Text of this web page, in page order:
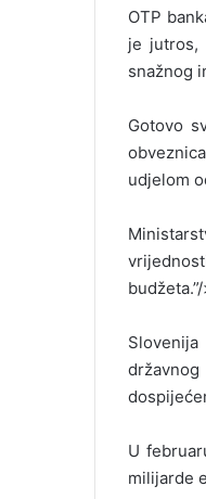
OTP
je jutros,
snažnog
Gotovo
udjelom
U
milijarde